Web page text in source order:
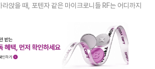
앉을 때, 포텐자 같은 마이크로니들 RF는 어디까지